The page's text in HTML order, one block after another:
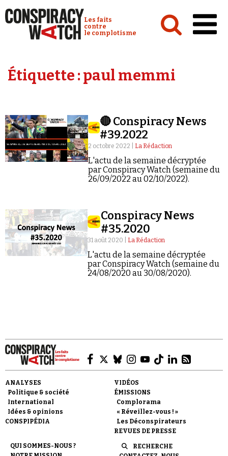
Conspiracy Watch :
Les faits
contre
le complotisme
Analyses
Vidéos
Émissions
Revues de presse
Newsletter
Demander à Vera
Étiquette :paul memmi
🔴 Conspiracy News
#39.2022
2 octobre 2022 | La Rédaction
L'actu de la semaine décryptée
par Conspiracy Watch (semaine du
26/09/2022 au 02/10/2022).
Conspiracy News
#35.2020
31 août 2020 | La Rédaction
L'actu de la semaine décryptée
par Conspiracy Watch (semaine du
24/08/2020 au 30/08/2020).
ANALYSES
Politique & société
International
Idées & opinions
CONSPIPÉDIA
VIDÉOS
ÉMISSIONS
Complorama
« Réveillez-vous ! »
Les Déconspirateurs
REVUES DE PRESSE
QUI SOMMES-NOUS ?
RECHERCHE